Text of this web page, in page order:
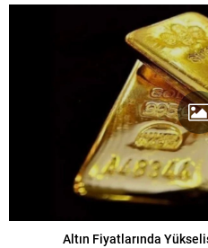
Altın Fiyatlarında